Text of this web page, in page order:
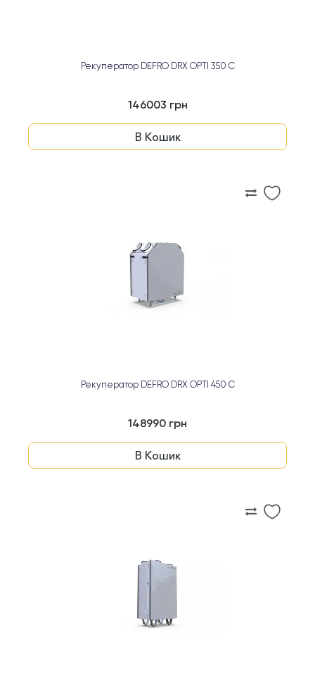
Рекуператор DEFRO DRX OPTI 350 C
146003 грн
В Кошик
Рекуператор DEFRO DRX OPTI 450 C
148990 грн
В Кошик